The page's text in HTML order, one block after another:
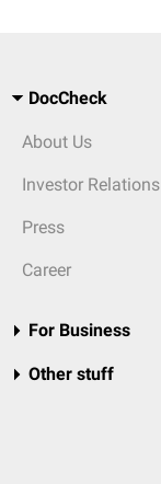
DocCheck
About Us
Investor Relations
Press
Career
For Business
Other stuff